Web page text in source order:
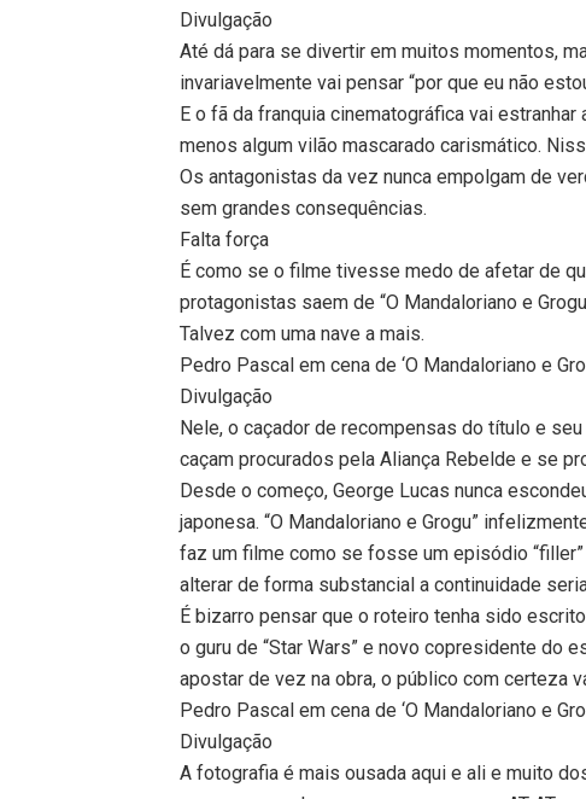
Divulgação
Até dá para se divertir em muitos momentos,
invariavelmente vai pensar “por que eu não
E o fã da franquia cinematográfica vai
menos algum vilão mascarado carismático.
Os antagonistas da vez nunca empolgam de
sem grandes consequências.
Falta força
É como se o filme tivesse medo de afetar de
protagonistas saem de “O Mandaloriano e
Talvez com uma nave a mais.
Pedro Pascal em cena de ‘O Mandaloriano e
Divulgação
Nele, o caçador de recompensas do título e
caçam procurados pela Aliança Rebelde e se
Desde o começo, George Lucas nunca
japonesa. “O Mandaloriano e Grogu”
faz um filme como se fosse um episódio
alterar de forma substancial a continuidade
É bizarro pensar que o roteiro tenha sido
o guru de “Star Wars” e novo copresidente do
apostar de vez na obra, o público com certeza
Pedro Pascal em cena de ‘O Mandaloriano e
Divulgação
A fotografia é mais ousada aqui e ali e muito